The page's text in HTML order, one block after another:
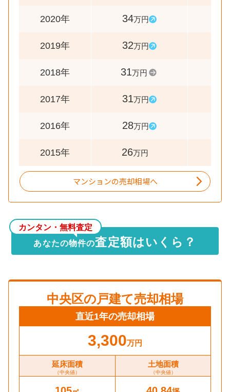
2020年 34万円
2019年 32万円
2018年 31万円
2017年 31万円
2016年 28万円
2015年 26万円
マンションの売却相場へ
カンタン・無料査定
あなたの物件の査定額はいくら？
中央区の戸建て売却相場
直近1年の売却相場
3,300万円
延床面積
（中央値）
土地面積
（中央値）